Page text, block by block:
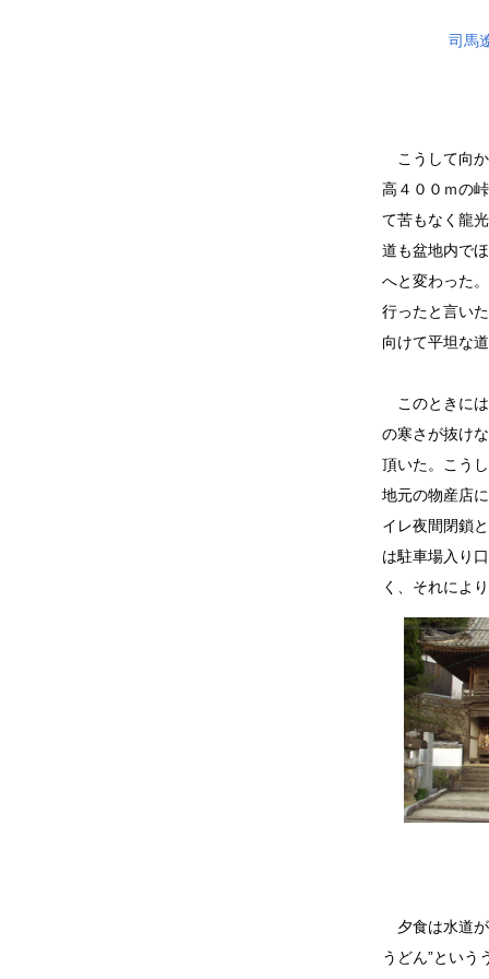
司馬
こうして向か
高４００ｍの
て苦もなく龍
道も盆地内で
へと変わった
行ったと言い
向けて平坦な
このときには
の寒さが抜け
頂いた。こう
地元の物産店
イレ夜間閉鎖
は駐車場入り
く、それによ
夕食は水道が
うどん”とい